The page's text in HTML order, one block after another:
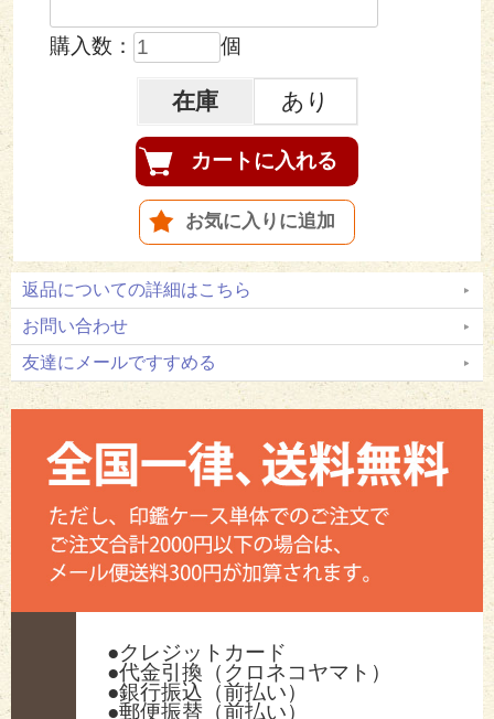
購入数： 個
在庫 あり
返品についての詳細はこちら
お問い合わせ
友達にメールですすめる
●クレジットカード
●代金引換（クロネコヤマト）
●銀行振込（前払い）
●郵便振替（前払い）